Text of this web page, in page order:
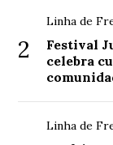
2
Linha de
Festival
celebra
Linha de